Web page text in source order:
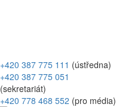
+420 387 775 111 (ústředna)
+420 387 775 051
(sekretariát)
+420 778 468 552 (pro média)